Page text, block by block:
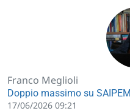
Franco Meglioli
Doppio massimo su
17/06/2026 09:21